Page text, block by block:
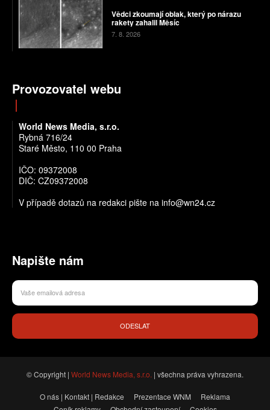
Vědci zkoumají oblak, který po nárazu
rakety zahalil Měsíc
7. 8. 2026
Provozovatel webu
World News Media, s.r.o.
Rybná 716/24
Staré Město, 110 00 Praha
IČO: 09372008
DIČ: CZ09372008
V případě dotazů na redakci pište na info@wn24.cz
Napište nám
ODESLAT
© Copyright | World News Media, s.r.o. | všechna práva vyhrazena.
O nás | Kontakt | Redakce Prezentace WNM
Reklama